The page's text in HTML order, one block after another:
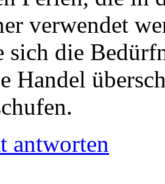
verwendet
sich die
Handel
antworten